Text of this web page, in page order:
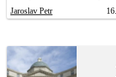
Jaroslav Petr